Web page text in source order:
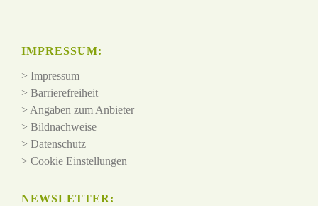
IMPRESSUM:
> Impressum
> Barrierefreiheit
> Angaben zum Anbieter
> Bildnachweise
> Datenschutz
> Cookie Einstellungen
NEWSLETTER: